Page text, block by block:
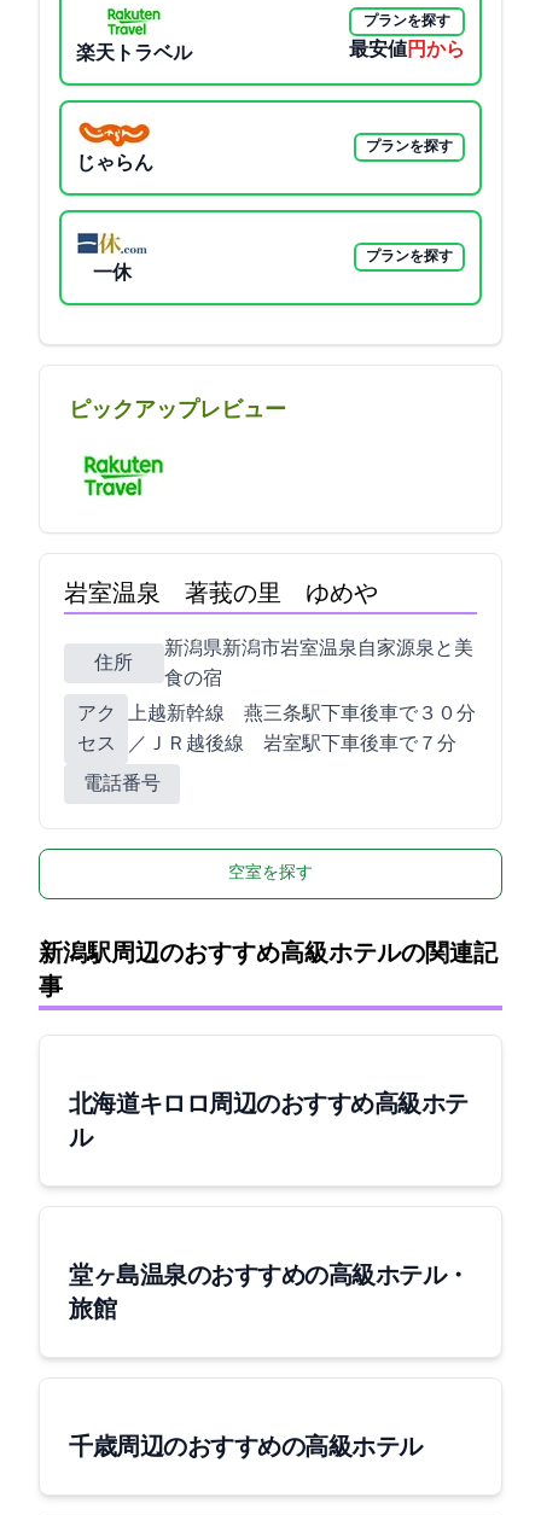
楽天トラベル
プランを探す
最安値29700円から
じゃらん
プランを探す
一休
プランを探す
ピックアップレビュー
岩室温泉 著莪の里 ゆめや
住所
新潟県新潟市岩室温泉905-1 自家源泉と美
食の宿
アク
セス
上越新幹線 燕三条駅下車後車で３０分
／ＪＲ越後線 岩室駅下車後車で７分
電話番号
空室を探す
新潟駅周辺のおすすめ高級ホテルの関連記
事
[北海道]キロロ周辺のおすすめ高級ホテ
ル
堂ヶ島温泉のおすすめの高級ホテル・
旅館
千歳周辺のおすすめの高級ホテル